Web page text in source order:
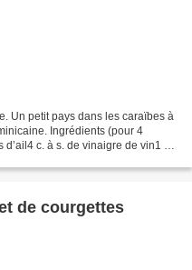
Un petit pays dans les caraïbes à
Ingrédients (pour 4
c. à s. de vinaigre de vin1 c.
de courgettes